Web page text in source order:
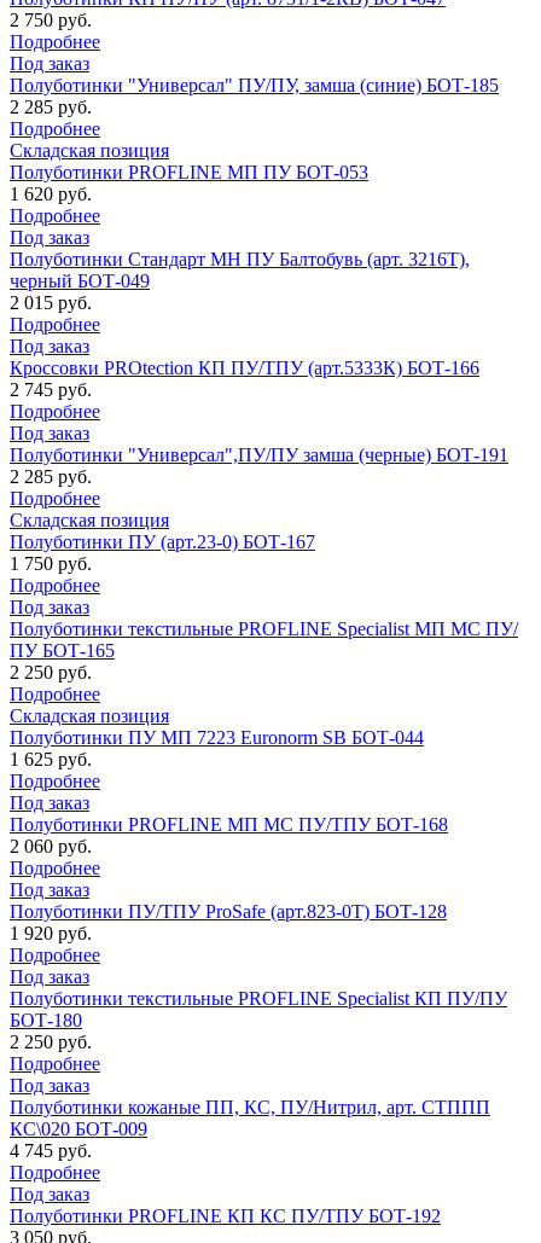
2 750 руб.
Подробнее
Под заказ
Полуботинки "Универсал" ПУ/ПУ, замша (синие) БОТ-185
2 285 руб.
Подробнее
Складская позиция
Полуботинки PROFLINE МП ПУ БОТ-053
1 620 руб.
Подробнее
Под заказ
Полуботинки Стандарт МН ПУ Балтобувь (арт. 3216Т),
черный БОТ-049
2 015 руб.
Подробнее
Под заказ
Кроссовки PROtection КП ПУ/ТПУ (арт.5333К) БОТ-166
2 745 руб.
Подробнее
Под заказ
Полуботинки "Универсал",ПУ/ПУ замша (черные) БОТ-191
2 285 руб.
Подробнее
Складская позиция
Полуботинки ПУ (арт.23-0) БОТ-167
1 750 руб.
Подробнее
Под заказ
Полуботинки текстильные PROFLINE Specialist МП МС ПУ/
ПУ БОТ-165
2 250 руб.
Подробнее
Складская позиция
Полуботинки ПУ МП 7223 Euronorm SB БОТ-044
1 625 руб.
Подробнее
Под заказ
Полуботинки PROFLINE МП МС ПУ/ТПУ БОТ-168
2 060 руб.
Подробнее
Под заказ
Полуботинки ПУ/ТПУ ProSafe (арт.823-0Т) БОТ-128
1 920 руб.
Подробнее
Под заказ
Полуботинки текстильные PROFLINE Specialist КП ПУ/ПУ
БОТ-180
2 250 руб.
Подробнее
Под заказ
Полуботинки кожаные ПП, КС, ПУ/Нитрил, арт. СТППП
КС\020 БОТ-009
4 745 руб.
Подробнее
Под заказ
Полуботинки PROFLINE КП КС ПУ/ТПУ БОТ-192
3 050 руб.